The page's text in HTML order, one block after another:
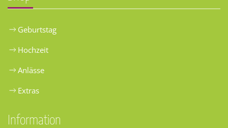
Geburtstag
Hochzeit
Anlässe
Extras
Information